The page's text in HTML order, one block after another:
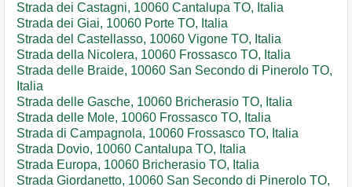
Strada dei Castagni, 10060 Cantalupa TO, Italia
Strada dei Giai, 10060 Porte TO, Italia
Strada del Castellasso, 10060 Vigone TO, Italia
Strada della Nicolera, 10060 Frossasco TO, Italia
Strada delle Braide, 10060 San Secondo di Pinerolo TO,
Italia
Strada delle Gasche, 10060 Bricherasio TO, Italia
Strada delle Mole, 10060 Frossasco TO, Italia
Strada di Campagnola, 10060 Frossasco TO, Italia
Strada Dovio, 10060 Cantalupa TO, Italia
Strada Europa, 10060 Bricherasio TO, Italia
Strada Giordanetto, 10060 San Secondo di Pinerolo TO,